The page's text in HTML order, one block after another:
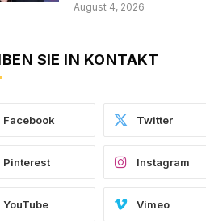
August 4, 2026
SIE IN KONTAKT
Facebook Twitter
Pinterest Instagram
YouTube Vimeo